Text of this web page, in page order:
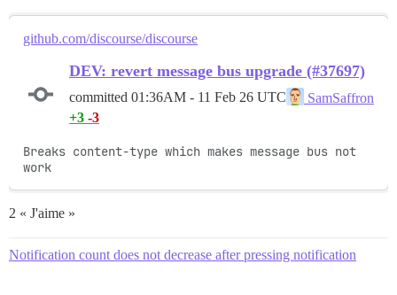
github.com/discourse/discourse
DEV: revert message bus upgrade (#37697)
committed 01:36AM - 11 Feb 26 UTC
SamSaffron
+3 -3
Breaks content-type which makes message bus not
work
2 « J'aime »
Notification count does not decrease after pressing notification